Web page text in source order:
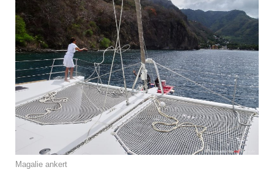
Magalie ankert